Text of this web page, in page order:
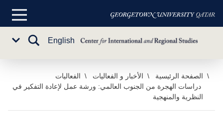
تخطي
المحتوى
الرئيسي
القائمة
English
تبديل
الصفحة الرئيسية الأخبار و الفعاليات
الفعاليات
دراسات الهجرة من الجنوب العالمي: ورشة عمل لإعادة التفكير في
النظرية والمنهجية